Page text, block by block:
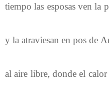
tiempo las esposas ven la
y la atraviesan en pos de
al aire libre, donde el